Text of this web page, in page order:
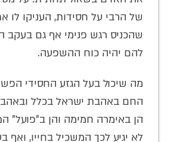
של הרבי על חסידות, העניקו לו
שהכניס רגש פנימי אף גם בעקב
להם יהיה כוח ההשפעה.
מה שיכול בעל הגזע החסידי
החם באהבת ישראל בכלל
הן באימרה חמימה והן ב"פועל"
לא יגיע לכך המשכיל בחייו, ואף